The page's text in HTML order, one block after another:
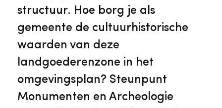
structuur. Hoe borg je als
gemeente de cultuurhistorische
waarden van deze
landgoederenzone in het
omgevingsplan? Steunpunt
Monumenten en Archeologie